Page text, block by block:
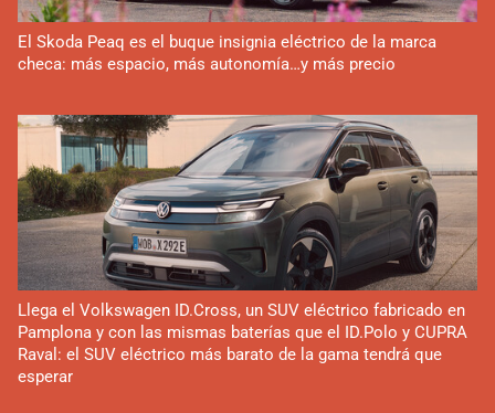
El Skoda Peaq es el buque insignia eléctrico de la marca
checa: más espacio, más autonomía…y más precio
Llega el Volkswagen ID.Cross, un SUV eléctrico fabricado en
Pamplona y con las mismas baterías que el ID.Polo y CUPRA
Raval: el SUV eléctrico más barato de la gama tendrá que
esperar